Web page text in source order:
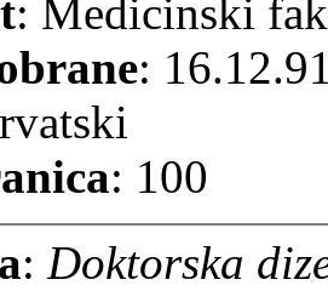
: Medicinski
:
: 100
: Doktorska